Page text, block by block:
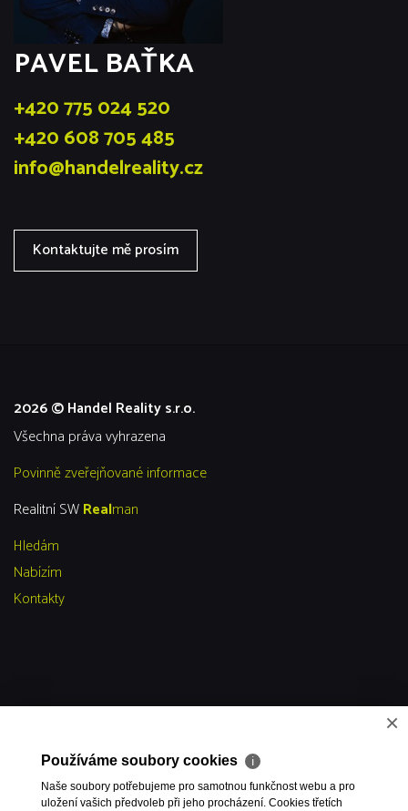
PAVEL BAŤKA
+420 775 024 520
+420 608 705 485
info@handelreality.cz
Kontaktujte mě prosím
2026 © Handel Reality s.r.o.
všechna práva vyhrazena
Povinně zveřejňované informace
Realitní SWRealman
Hledám
Nabízím
Kontakty
×
Používáme soubory cookies ℹ
Naše soubory potřebujeme pro samotnou funkčnost webu a pro
uložení vašich předvoleb při jeho procházení. Cookies třetích